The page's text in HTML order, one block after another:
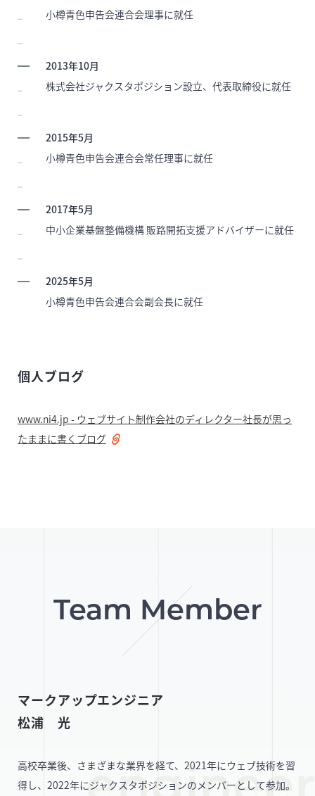
小樽青色申告会連合会理事に就任
2013年10月
株式会社ジャクスタポジション設立、代表取締役に就任
2015年5月
小樽青色申告会連合会常任理事に就任
2017年5月
中小企業基盤整備機構 販路開拓支援アドバイザーに就任
2025年5月
小樽青色申告会連合会副会長に就任
個人ブログ
www.ni4.jp - ウェブサイト制作会社のディレクター社長が思っ
たままに書くブログ
Team Member
マークアップエンジニア
松浦 光
高校卒業後、さまざまな業界を経て、2021年にウェブ技術を習
得し、2022年にジャクスタポジションのメンバーとして参加。